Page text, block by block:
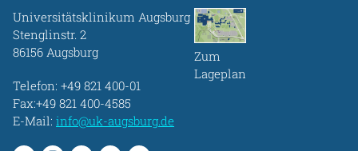
Universitätsklinikum Augsburg
Stenglinstr. 2
86156 Augsburg
Telefon: +49 821 400-01
Fax:+49 821 400-4585
E-Mail: info@uk-augsburg.de
Zum
Lageplan